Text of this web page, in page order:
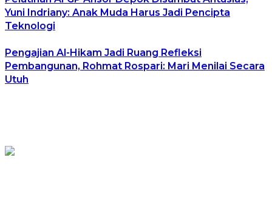
Yuni Indriany: Anak Muda Harus Jadi Pencipta
Teknologi
Pengajian Al-Hikam Jadi Ruang Refleksi
Pembangunan, Rohmat Rospari: Mari Menilai Secara
Utuh